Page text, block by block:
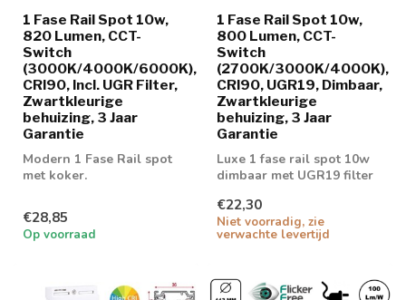
1 Fase Rail Spot 10w,
820 Lumen, CCT-
Switch
(3000K/4000K/6000K),
CRI90, Incl. UGR Filter,
Zwartkleurige
behuizing, 3 Jaar
Garantie
Modern 1 Fase Rail spot
met koker.
€28,85
Op voorraad
1 Fase Rail Spot 10w,
800 Lumen, CCT-
Switch
(2700K/3000K/4000K),
CRI90, UGR19, Dimbaar,
Zwartkleurige
behuizing, 3 Jaar
Garantie
Luxe 1 fase rail spot 10w
dimbaar met UGR19 filter
€22,30
Niet voorradig, zie
verwachte levertijd